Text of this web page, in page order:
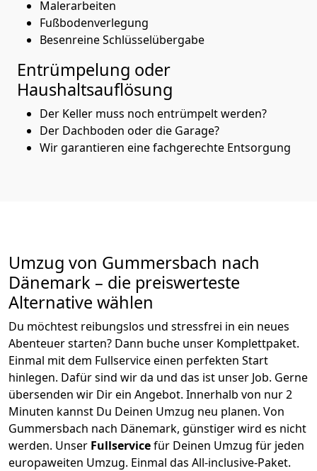
Malerarbeiten
Fußbodenverlegung
Besenreine Schlüsselübergabe
Entrümpelung oder
Haushaltsauflösung
Der Keller muss noch entrümpelt werden?
Der Dachboden oder die Garage?
Wir garantieren eine fachgerechte Entsorgung
Umzug von Gummersbach nach
Dänemark – die preiswerteste
Alternative wählen
Du möchtest reibungslos und stressfrei in ein neues
Abenteuer starten? Dann buche unser Komplettpaket.
Einmal mit dem Fullservice einen perfekten Start
hinlegen. Dafür sind wir da und das ist unser Job. Gerne
übersenden wir Dir ein Angebot. Innerhalb von nur2
Minuten kannst Du Deinen Umzug neu planen. Von
Gummersbach nach Dänemark, günstiger wird es nicht
werden. Unser Fullservicefür Deinen Umzug für jeden
europaweiten Umzug. Einmal das All-inclusive-Paket.